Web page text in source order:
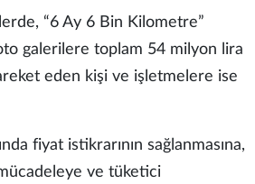
“6 Ay 6 Bin Kilometre”
galerilere toplam 54 milyon lira
eden kişi ve işletmelere ise
fiyat istikrarının sağlanmasına,
ve tüketici